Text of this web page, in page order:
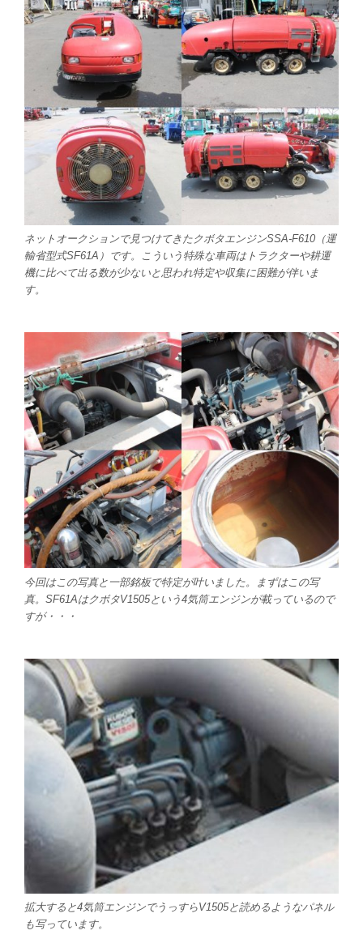
ネットオークションで見つけてきたクボタエンジンSSA-F610（運
輸省型式SF61A）です。こういう特殊な車両はトラクターや耕運
機に比べて出る数が少ないと思われ特定や収集に困難が伴いま
す。
今回はこの写真と一部銘板で特定が叶いました。まずはこの写
真。SF61AはクボタV1505という4気筒エンジンが載っているので
すが・・・
拡大すると4気筒エンジンでうっすらV1505と読めるようなパネル
も写っています。